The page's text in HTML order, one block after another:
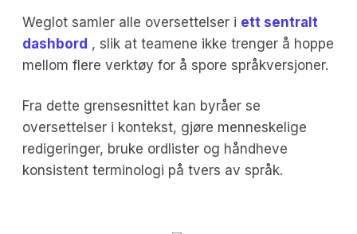
Weglot samler alle oversettelser i ett sentralt
dashbord , slik at teamene ikke trenger å hoppe
mellom flere verktøy for å spore språkversjoner.
Fra dette grensesnittet kan byråer se
oversettelser i kontekst, gjøre menneskelige
redigeringer, bruke ordlister og håndheve
konsistent terminologi på tvers av språk.